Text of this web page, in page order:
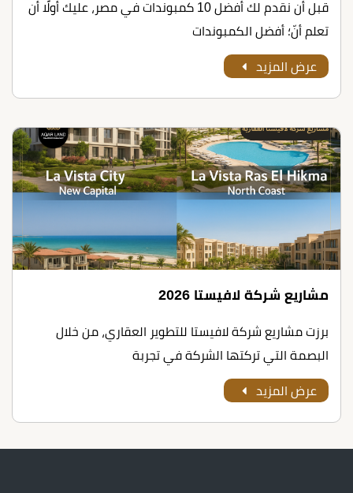
قبل أن نقدم لك أﻓﻀﻞ 10 ﻛﻤﺒﻮﻧﺪات ﻓﻲ ﻣﺼﺮ، عليك أولًا أن
تعلم أنّ؛ أفضل الكمبوندات
عرض المزيد
مشاريع شركة لافيستا 2026
برزت مشاريع شركة لافيستا للتطوير العقاري، من خلال
البصمة التي تركتها الشركة في تجربة
عرض المزيد